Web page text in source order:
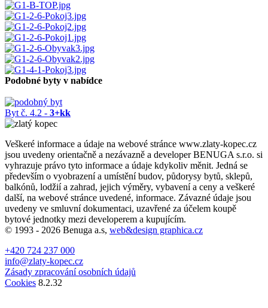
Podobné byty v nabídce
Byt č. 4.2 - 3+kk
Veškeré informace a údaje na webové stránce www.zlaty-kopec.cz
jsou uvedeny orientačně a nezávazně a developer BENUGA s.r.o. si
vyhrazuje právo tyto informace a údaje kdykoliv měnit. Jedná se
především o vyobrazení a umístění budov, půdorysy bytů, sklepů,
balkónů, lodžií a zahrad, jejich výměry, vybavení a ceny a veškeré
další, na webové stránce uvedené, informace. Závazné údaje jsou
uvedeny ve smluvní dokumentaci, uzavřené za účelem koupě
bytové jednotky mezi developerem a kupujícím.
© 1993 - 2026 Benuga a.s, web&design graphica.cz
+420 724 237 000
info@zlaty-kopec.cz
Zásady zpracování osobních údajů
Cookies 8.2.32